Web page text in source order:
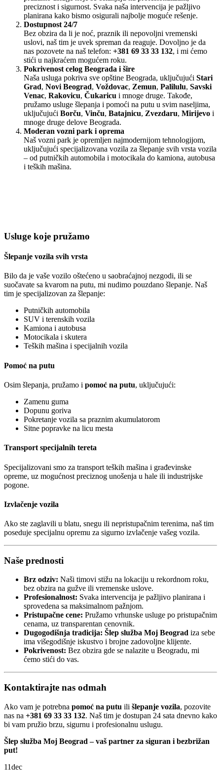
preciznost i sigurnost. Svaka naša intervencija je pažljivo
planirana kako bismo osigurali najbolje moguće rešenje.
Dostupnost 24/7
Bez obzira da li je noć, praznik ili nepovoljni vremenski
uslovi, naš tim je uvek spreman da reaguje. Dovoljno je da
nas pozovete na naš telefon: +381 69 33 33 132, i mi ćemo
stići u najkraćem mogućem roku.
Pokrivenost celog Beograda i šire
Naša usluga pokriva sve opštine Beograda, uključujući Stari
Grad, Novi Beograd, Voždovac, Zemun, Palilulu, Savski
Venac, Rakovicu, Čukaricu i mnoge druge. Takođe,
pružamo usluge šlepanja i pomoći na putu u svim naseljima,
uključujući Borču, Vinču, Batajnicu, Zvezdaru, Mirijevo i
mnoge druge delove Beograda.
Moderan vozni park i oprema
Naš vozni park je opremljen najmodernijom tehnologijom,
uključujući specijalizovana vozila za šlepanje svih vrsta vozila
– od putničkih automobila i motocikala do kamiona, autobusa
i teških mašina.
Usluge koje pružamo
Šlepanje vozila svih vrsta
Bilo da je vaše vozilo oštećeno u saobraćajnoj nezgodi, ili se
suočavate sa kvarom na putu, mi nudimo pouzdano šlepanje. Naš
tim je specijalizovan za šlepanje:
Putničkih automobila
SUV i terenskih vozila
Kamiona i autobusa
Motocikala i skutera
Teških mašina i specijalnih vozila
Pomoć na putu
Osim šlepanja, pružamo i pomoć na putu, uključujući:
Zamenu guma
Dopunu goriva
Pokretanje vozila sa praznim akumulatorom
Sitne popravke na licu mesta
Transport specijalnih tereta
Specijalizovani smo za transport teških mašina i građevinske
opreme, uz mogućnost preciznog unošenja u hale ili industrijske
pogone.
Izvlačenje vozila
Ako ste zaglavili u blatu, snegu ili nepristupačnim terenima, naš tim
poseduje specijalnu opremu za sigurno izvlačenje vašeg vozila.
Naše prednosti
Brz odziv: Naši timovi stižu na lokaciju u rekordnom roku,
bez obzira na gužve ili vremenske uslove.
Profesionalnost: Svaka intervencija je pažljivo planirana i
sprovedena sa maksimalnom pažnjom.
Pristupačne cene: Pružamo vrhunske usluge po pristupačnim
cenama, uz transparentan cenovnik.
Dugogodišnja tradicija: Šlep služba Moj Beograd iza sebe
ima višegodišnje iskustvo i brojne zadovoljne klijente.
Pokrivenost: Bez obzira gde se nalazite u Beogradu, mi
ćemo stići do vas.
Kontaktirajte nas odmah
Ako vam je potrebna pomoć na putu ili šlepanje vozila, pozovite
nas na +381 69 33 33 132. Naš tim je dostupan 24 sata dnevno kako
bi vam pružio brzu, sigurnu i profesionalnu uslugu.
Šlep služba Moj Beograd – vaš partner za siguran i bezbrižan
put!
11dec